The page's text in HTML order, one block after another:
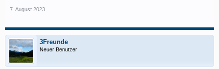
7. August 2023
3Freunde
Neuer Benutzer